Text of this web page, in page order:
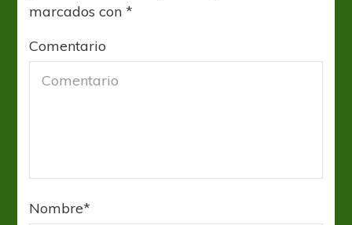
marcados con*
Comentario
Nombre*